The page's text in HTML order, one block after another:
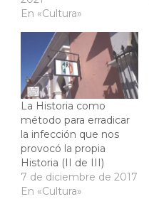
En «Cultura»
La Historia como
método para erradicar
la infección que nos
provocó la propia
Historia (II de III)
7 de diciembre de 2017
En «Cultura»